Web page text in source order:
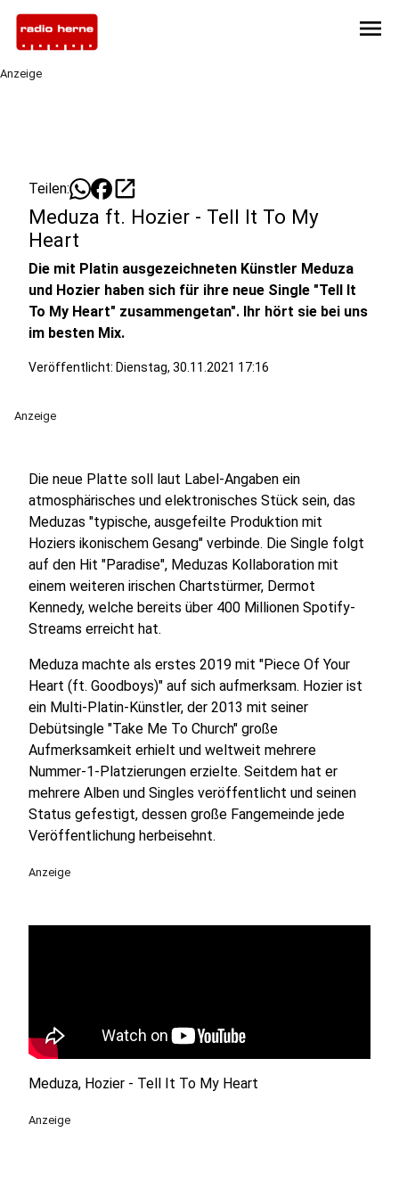
menu
Anzeige
Teilen: open_in_new
Meduza ft. Hozier - Tell It To My
Heart
Die mit Platin ausgezeichneten Künstler Meduza
und Hozier haben sich für ihre neue Single "Tell It
To My Heart" zusammengetan". Ihr hört sie bei uns
im besten Mix.
Veröffentlicht: Dienstag, 30.11.2021 17:16
Anzeige
Die neue Platte soll laut Label-Angaben ein
atmosphärisches und elektronisches Stück sein, das
Meduzas "typische, ausgefeilte Produktion mit
Hoziers ikonischem Gesang" verbinde. Die Single folgt
auf den Hit "Paradise", Meduzas Kollaboration mit
einem weiteren irischen Chartstürmer, Dermot
Kennedy, welche bereits über 400 Millionen Spotify-
Streams erreicht hat.
Meduza machte als erstes 2019 mit "Piece Of Your
Heart (ft. Goodboys)" auf sich aufmerksam. Hozier ist
ein Multi-Platin-Künstler, der 2013 mit seiner
Debütsingle "Take Me To Church" große
Aufmerksamkeit erhielt und weltweit mehrere
Nummer-1-Platzierungen erzielte. Seitdem hat er
mehrere Alben und Singles veröffentlicht und seinen
Status gefestigt, dessen große Fangemeinde jede
Veröffentlichung herbeisehnt.
Anzeige
Meduza, Hozier - Tell It To My Heart
Anzeige